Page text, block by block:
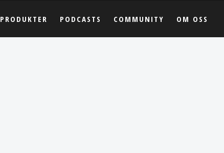
PRODUKTER PODCASTS COMMUNITY OM OSS